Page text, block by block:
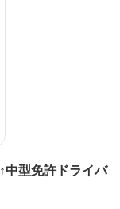
中型免許ドライバ